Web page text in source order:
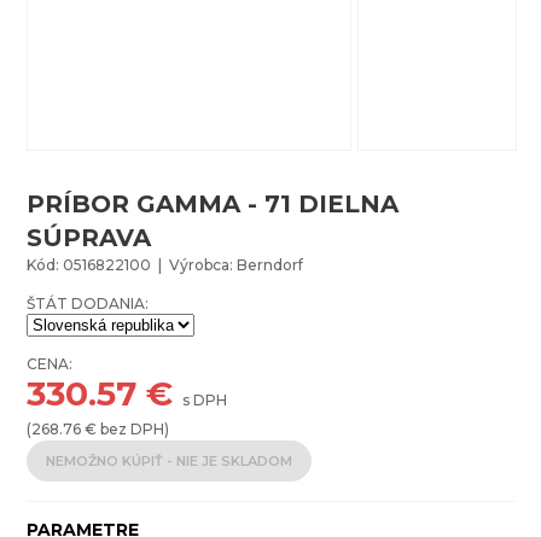
PRÍBOR GAMMA - 71 DIELNA
SÚPRAVA
Kód: 0516822100 | Výrobca: Berndorf
ŠTÁT DODANIA:
CENA:
330.57 € s DPH
(268.76 € bez DPH)
NEMOŽNO KÚPIŤ - NIE JE SKLADOM
PARAMETRE